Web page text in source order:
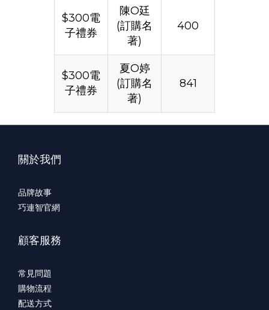
$300電
子禮券
陳O廷
(訂購名
著)
400
$300電
子禮券
夏O婷
(訂購名
著)
841
關於我們
品牌故事
巧連智官網
顧客服務
常見問題
購物流程
配送方式